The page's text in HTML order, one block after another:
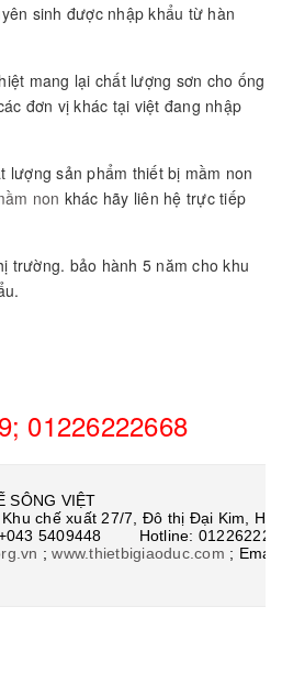
sinh được nhập khẩu từ hàn
mang lại chất lượng sơn cho ống
đơn vị khác tại việt đang nhập
lượng sản phẩm thiết bị mầm non
non khác hãy liên hệ trực tiếp
trường. bảo hành 5 năm cho khu
01226222668
SÔNG VIỆT
chế xuất 27/7, Đô thị Đại Kim,
5409448 Hotline:
;www.thietbigiaoduc.com ;